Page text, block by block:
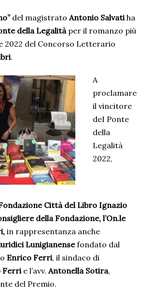
del magistrato Antonio Salvati ha
della Legalità per il romanzo più
2022 del Concorso Letterario
.
A
proclamare
il vincitore
deI Ponte
della
Legalità
2022,
Città del Libro Ignazio
della Fondazione, l’On.le
in rappresentanza anche
Lunigianensefondato dal
Enrico Ferri, il sindaco di
Ferrie l’avv.Antonella Sotira,
del Premio.